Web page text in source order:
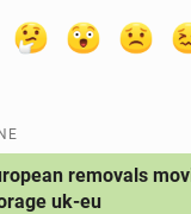
removals
uk-eu